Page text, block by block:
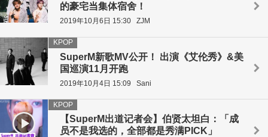
的豪宅当集体宿舍！
2019年10月6日 15:30 ZJM
SuperM新歌MV公开！ 出演《艾伦秀》&美
国巡演11月开跑
KPOP
2019年10月4日 15:09 Sani
【SuperM出道记者会】伯贤太坦白：「成
员不是我选的，全部都是秀满PICK」
KPOP